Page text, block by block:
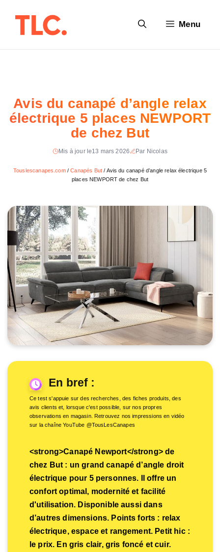
Menu
Avis du canapé d’angle relax
électrique 5 places NEWPORT
de chez But
Mis à jour le13 mars 2026 Par Nicolas
Touslescanapes.com/Canapés But / Avis du canapé d’angle relax électrique 5
places NEWPORT de chez But
En bref :
Ce test s'appuie sur des recherches, des fiches produits, des
avis clients et, lorsque c'est possible, sur nos propres
observations en magasin. Retrouvez nos impressions en vidéo
sur la chaîne YouTube @TousLesCanapes
<strong>Canapé Newport</strong> de
chez But : un grand canapé d’angle droit
électrique pour 5 personnes. Il offre un
confort optimal, modernité et facilité
d'utilisation. Disponible aussi dans
d’autres dimensions. Points forts : relax
électrique, espace et rangement. Petit hic :
le prix. En gris clair, gris foncé et cuir.